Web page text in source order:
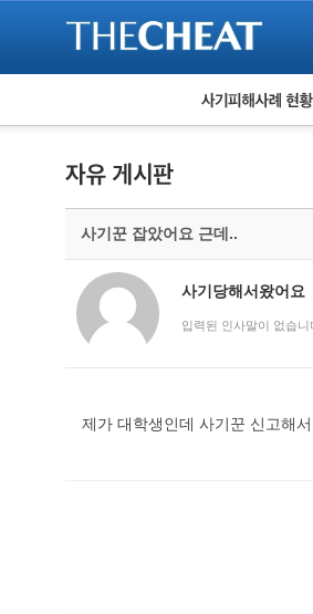
피해사례 현황
보이스피싱 피해사례
유해사이트 목록
비공개 피해사례
워킹홀리데이 피해
사기꾼 잡았어요 근데..
사기당해서왔어요
입력된 인사말이 없습니
제가 대학생인데 사기꾼 신고해